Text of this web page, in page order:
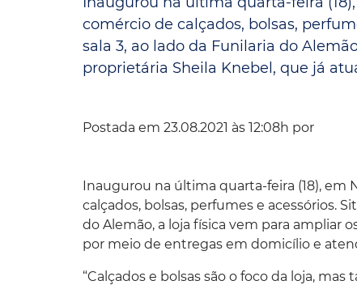
Convênio Parque das Águas
Convênio Mix da Saúde
comércio de calçados, bolsas,
sala 3, ao lado da Funilaria do
proprietária Sheila Knebel, que já
Postada em 23.08.2021 às 12:08h por
Inaugurou na última quarta-feira (18), em
calçados, bolsas, perfumes e acessórios.
do Alemão, a loja física vem para ampliar
por meio de entregas em domicílio e
“Calçados e bolsas são o foco da loja,